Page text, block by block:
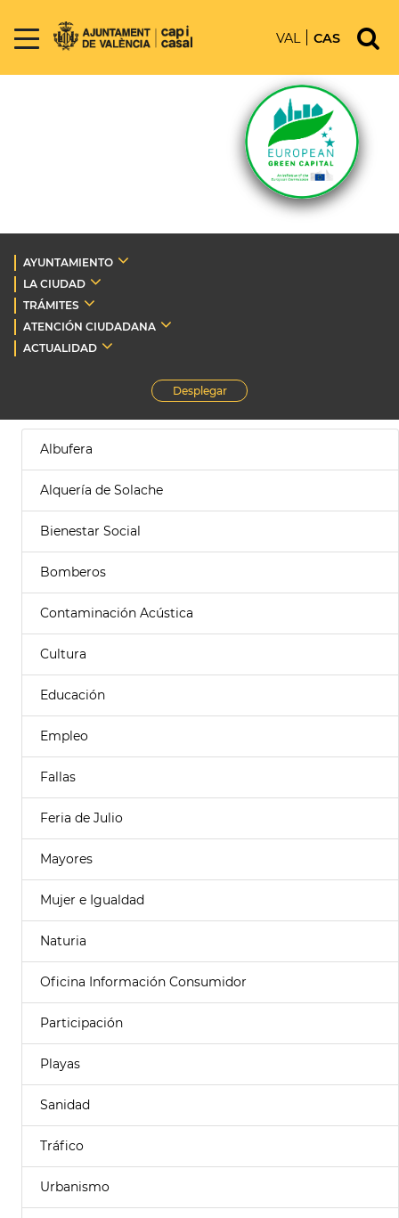
VAL CAS
AYUNTAMIENTO
LA CIUDAD
TRÁMITES
ATENCIÓN CIUDADANA
ACTUALIDAD
Desplegar
Albufera
Alquería de Solache
Bienestar Social
Bomberos
Contaminación Acústica
Cultura
Educación
Empleo
Fallas
Feria de Julio
Mayores
Mujer e Igualdad
Naturia
Oficina Información Consumidor
Participación
Playas
Sanidad
Tráfico
Urbanismo